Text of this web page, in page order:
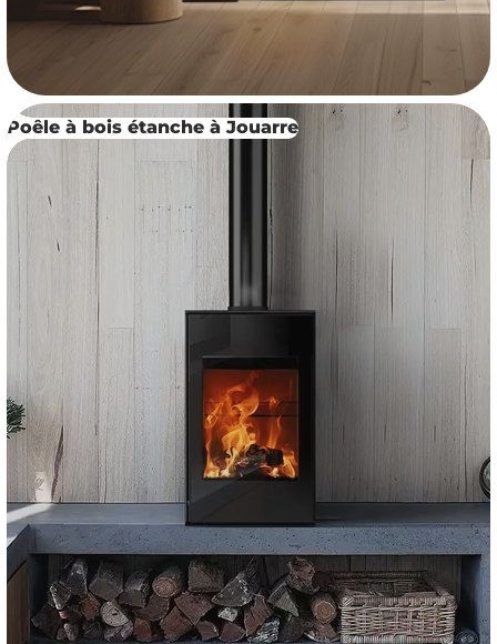
Poêle à bois étanche à Jouarre